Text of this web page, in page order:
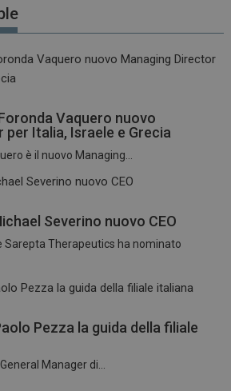
Vaquero nuovo
per Italia, Israele e Grecia
è il nuovo Managing...
Severino nuovo CEO
Sarepta Therapeutics ha nominato
Pezza la guida della filiale
Manager di...